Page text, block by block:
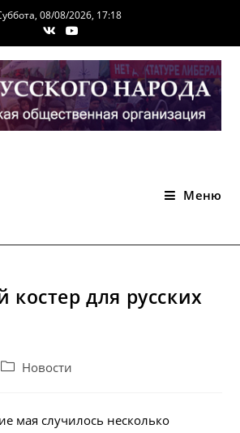
08/08/2026, 17:18
Меню
костер для русских
PostНовости
мая случилось несколько